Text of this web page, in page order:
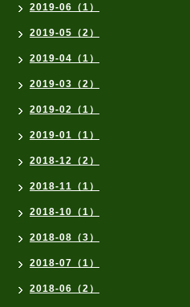
2019-06（1）
2019-05（2）
2019-04（1）
2019-03（2）
2019-02（1）
2019-01（1）
2018-12（2）
2018-11（1）
2018-10（1）
2018-08（3）
2018-07（1）
2018-06（2）